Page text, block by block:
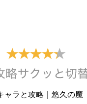
ャラと攻略｜悠久の魔